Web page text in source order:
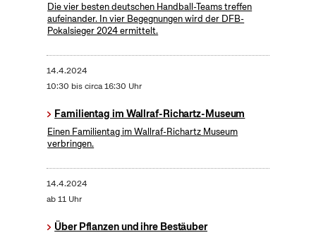
Die vier besten deutschen Handball-Teams treffen
aufeinander. In vier Begegnungen wird der DFB-
Pokalsieger 2024 ermittelt.
14.4.2024
10:30 bis circa 16:30 Uhr
Familientag im Wallraf-Richartz-Museum
Einen Familientag im Wallraf-Richartz Museum
verbringen.
14.4.2024
ab 11 Uhr
Über Pflanzen und ihre Bestäuber